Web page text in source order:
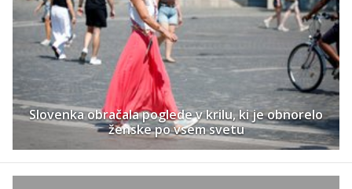
Slovenka obračala poglede v krilu, ki je obnorelo
ženske po vsem svetu